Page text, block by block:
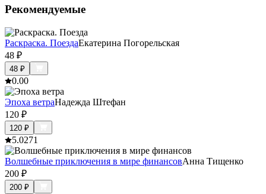
Рекомендуемые
Раскраска. ПоездаЕкатерина Погорельская
48 ₽
48 ₽
0.00
Эпоха ветраНадежда Штефан
120 ₽
120 ₽
5.0271
Волшебные приключения в мире финансовАнна Тищенко
200 ₽
200 ₽